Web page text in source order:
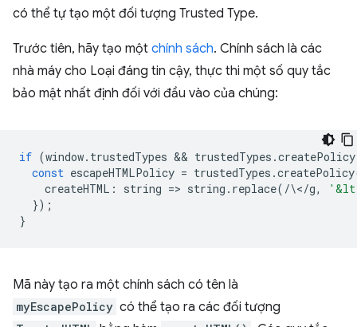
có thể tự tạo một đối tượng Trusted Type.
Trước tiên, hãy tạo một chính sách. Chính sách là các
nhà máy cho Loại đáng tin cậy, thực thi một số quy tắc
bảo mật nhất định đối với đầu vào của chúng:
if (window. trustedTypes && trustedTypes .createPolicy
const escapeHTMLPolicy = trustedTypes .createPolicy
createHTML : string => string . replace( /\</g,
});
}
Mã này tạo ra một chính sách có tên là
myEscapePolicy có thể tạo ra các đối tượng